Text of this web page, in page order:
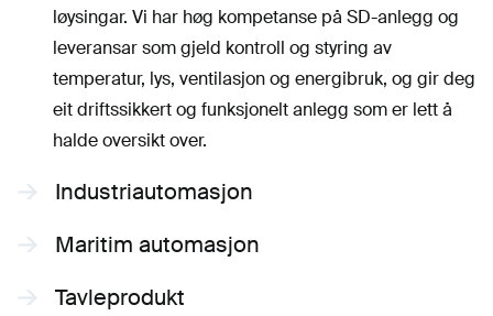
løysingar. Vi har høg kompetanse på SD-anlegg og
leveransar som gjeld kontroll og styring av
temperatur, lys, ventilasjon og energibruk, og gir deg
eit driftssikkert og funksjonelt anlegg som er lett å
halde oversikt over.
Industriautomasjon
Maritim automasjon
Tavleprodukt